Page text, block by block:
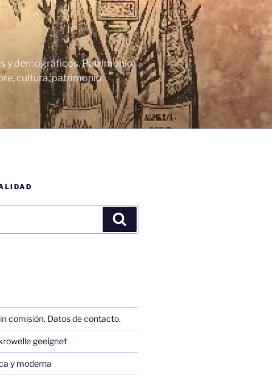
y demográficos. Patrimonio
cultura, patrimonio
comisión. Datos de contacto.
geeignet
y moderna